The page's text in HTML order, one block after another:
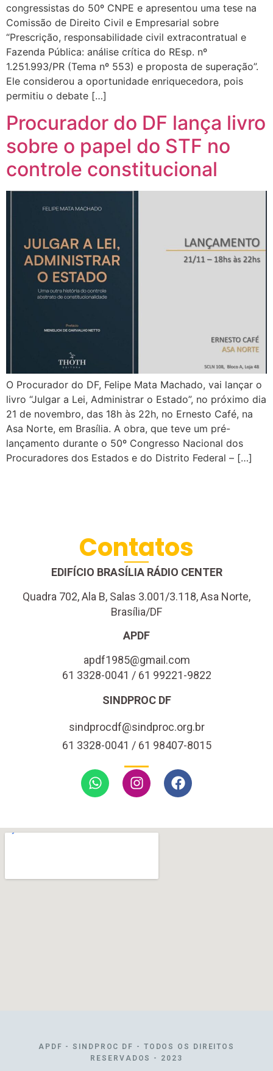
congressistas do 50º CNPE e apresentou uma tese na
Comissão de Direito Civil e Empresarial sobre
“Prescrição, responsabilidade civil extracontratual e
Fazenda Pública: análise crítica do REsp. nº
1.251.993/PR (Tema nº 553) e proposta de superação”.
Ele considerou a oportunidade enriquecedora, pois
permitiu o debate […]
Procurador do DF lança livro
sobre o papel do STF no
controle constitucional
O Procurador do DF, Felipe Mata Machado, vai lançar o
livro “Julgar a Lei, Administrar o Estado”, no próximo dia
21 de novembro, das 18h às 22h, no Ernesto Café, na
Asa Norte, em Brasília. A obra, que teve um pré-
lançamento durante o 50º Congresso Nacional dos
Procuradores dos Estados e do Distrito Federal – […]
Contatos
EDIFÍCIO BRASÍLIA RÁDIO CENTER
Quadra 702, Ala B, Salas 3.001/3.118, Asa Norte,
Brasília/DF
APDF
apdf1985@gmail.com
61 3328-0041 / 61 99221-9822
SINDPROC DF
sindprocdf@sindproc.org.br
61 3328-0041 / 61 98407-8015
APDF - SINDPROC DF - TODOS OS DIREITOS
RESERVADOS - 2023